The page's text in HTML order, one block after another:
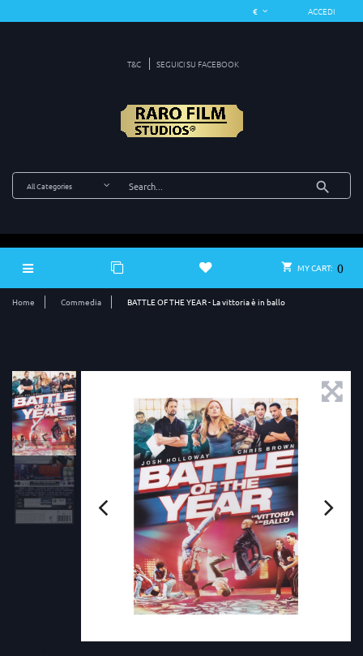
ACCEDI
T&C SEGUICI SU FACEBOOK
MY CART: 0
Home Commedia BATTLE OF THE YEAR - La vittoria è in ballo